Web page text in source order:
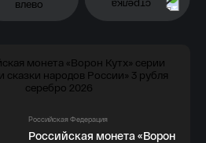
Российская Федерация
Российская монета «Ворон